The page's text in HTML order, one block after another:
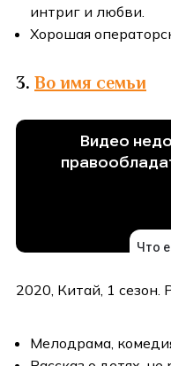
интриг и любви.
Хорошая
3. Во имя семьи
2020, Китай, 1 сезон.
Мелодрама,